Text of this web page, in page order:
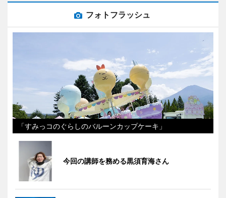
フォトフラッシュ
「すみっコのぐらしのバルーンカップケーキ」
今回の講師を務める黒須育海さん